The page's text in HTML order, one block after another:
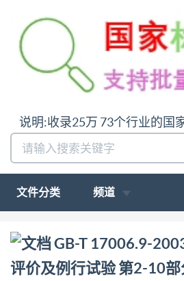
说明:收录25万 73个行业的国
文件分类 频道
问:哪里下载GB-T 17006.9-
及例行试验 第2-10部分 稳定性
备答:请联系微信:siduwenku
GB-T 17006.9-
评价及例行试验 第2-10